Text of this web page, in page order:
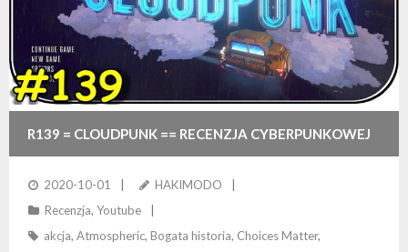
R139 = CLOUDPUNK == RECENZJA CYBERPUNKOWEJ
HISTORII MIASTA CHMUR
2020-10-01
HAKIMODO
Recenzja, Youtube
akcja, Atmospheric, Bogata historia, Choices Matter,